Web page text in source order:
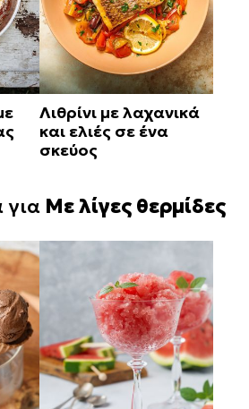
Λιθρίνι με λαχανικά
και ελιές σε ένα
σκεύος
για Με λίγες θερμίδες